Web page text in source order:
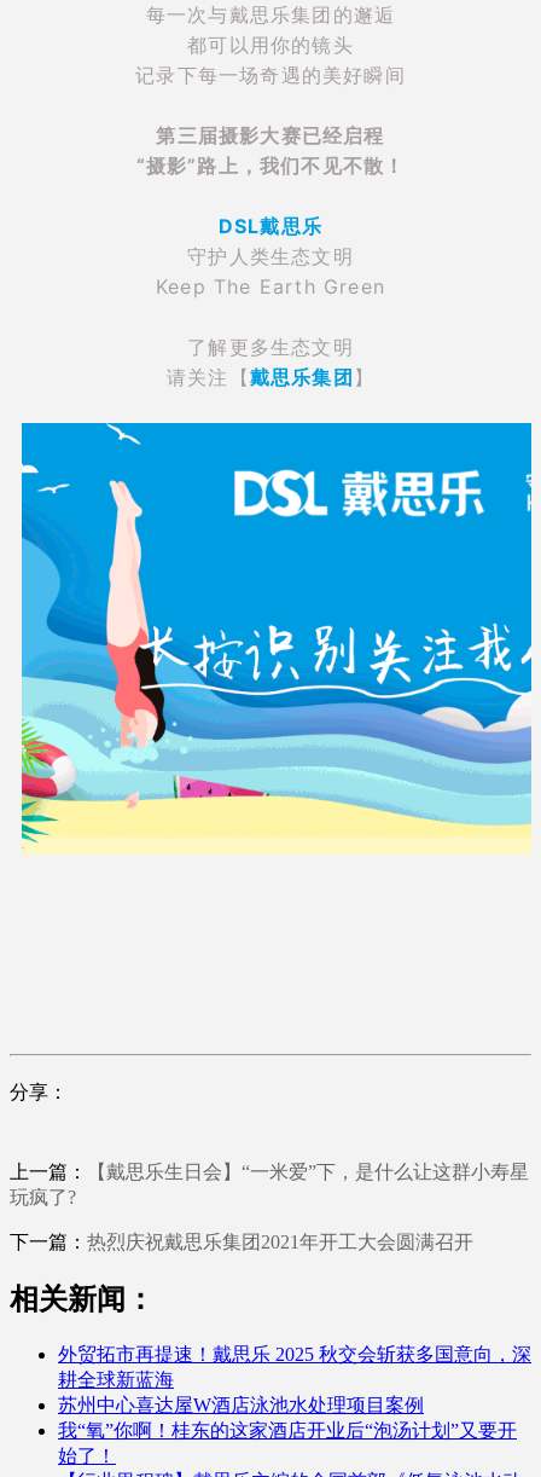
每一次与戴思乐集团的邂逅
都可以用你的镜头
记录下每一场奇遇的美好瞬间
第三届摄影大赛已经启程
“摄影”路上，我们不见不散！
DSL戴思乐
守护人类生态文明
Keep The Earth Green
了解更多生态文明
请关注【戴思乐集团 】
分享：
上一篇：
【戴思乐生日会】“一米爱”下，是什么让这群小寿星
玩疯了?
下一篇： 热烈庆祝戴思乐集团2021年开工大会圆满召开
相关新闻：
外贸拓市再提速！戴思乐 2025 秋交会斩获多国意向，深
耕全球新蓝海
苏州中心喜达屋W酒店泳池水处理项目案例
我“氧”你啊！桂东的这家酒店开业后“泡汤计划”又要开
始了！